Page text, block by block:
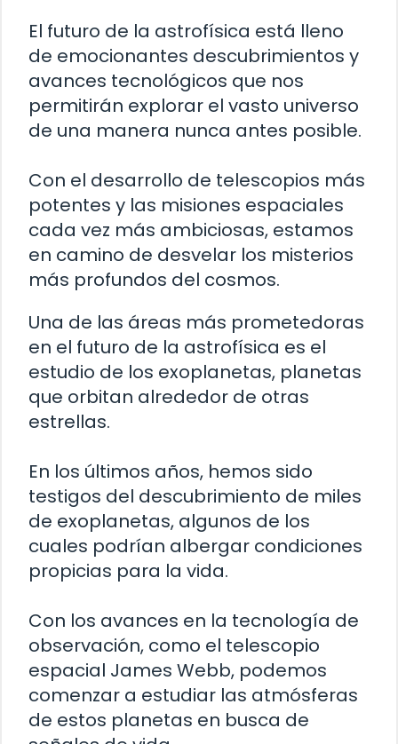
El futuro de la astrofísica está lleno
de emocionantes descubrimientos y
avances tecnológicos que nos
permitirán explorar el vasto universo
de una manera nunca antes posible.
Con el desarrollo de telescopios más
potentes y las misiones espaciales
cada vez más ambiciosas, estamos
en camino de desvelar los misterios
más profundos del cosmos.
Una de las áreas más prometedoras
en el futuro de la astrofísica es el
estudio de los exoplanetas, planetas
que orbitan alrededor de otras
estrellas.
En los últimos años, hemos sido
testigos del descubrimiento de miles
de exoplanetas, algunos de los
cuales podrían albergar condiciones
propicias para la vida.
Con los avances en la tecnología de
observación, como el telescopio
espacial James Webb, podemos
comenzar a estudiar las atmósferas
de estos planetas en busca de